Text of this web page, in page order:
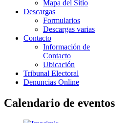
Mapa del Sitio
Descargas
Formularios
Descargas varias
Contacto
Información de
Contacto
Ubicación
Tribunal Electoral
Denuncias Online
Calendario de eventos